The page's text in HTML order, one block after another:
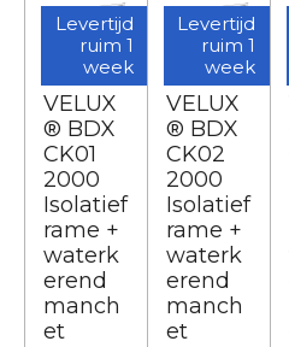
Levertijd
ruim 1
week
VELUX
® BDX
CK01
2000
Isolatief
rame +
waterk
erend
manch
et
Levertijd
ruim 1
week
VELUX
® BDX
CK02
2000
Isolatief
rame +
waterk
erend
manch
et